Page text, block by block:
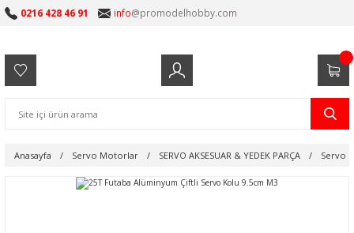
0216 428 46 91 info@promodelhobby.com
Anasayfa Servo Motorlar SERVO AKSESUAR & YEDEK PARÇA Servo